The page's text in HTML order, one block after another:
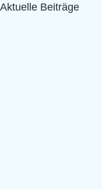
Aktuelle Beiträge